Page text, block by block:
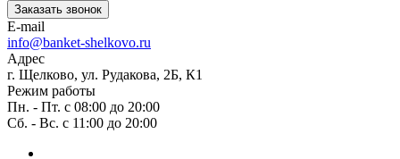
Заказать звонок
E-mail
info@banket-shelkovo.ru
Адрес
г. Щелково, ул. Рудакова, 2Б, К1
Режим работы
Пн. - Пт. с 08:00 до 20:00
Сб. - Вс. с 11:00 до 20:00